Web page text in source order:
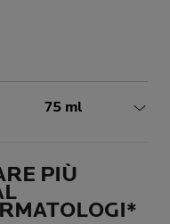
Volume
75 ml
PIÙ